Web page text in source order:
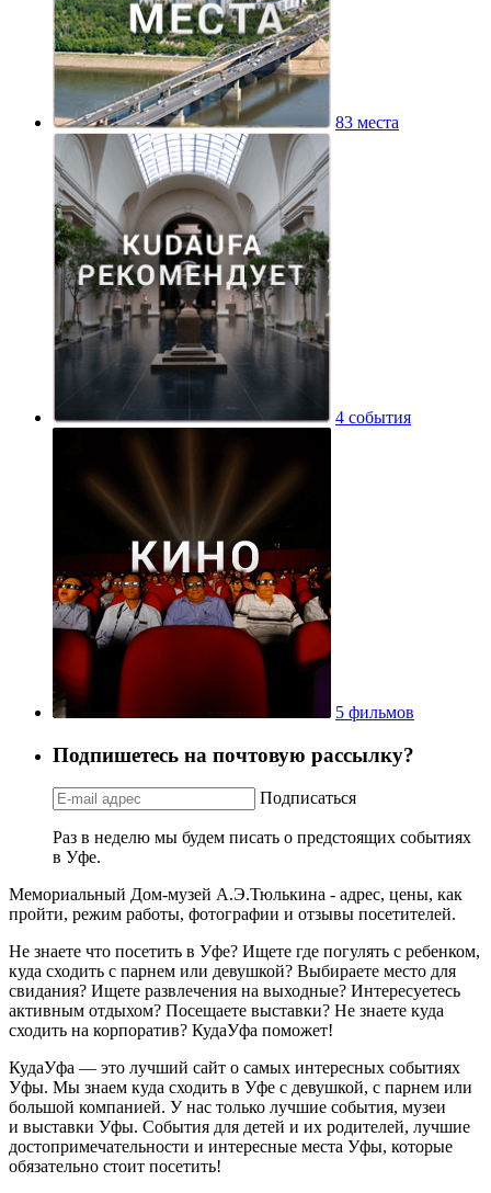
83 места
4 события
5 фильмов
Подпишетесь на почтовую рассылку?
Подписаться
Раз в неделю мы будем писать о предстоящих событиях
в Уфе.
Мемориальный Дом-музей А.Э.Тюлькина - адрес, цены, как
пройти, режим работы, фотографии и отзывы посетителей.
Не знаете что посетить в Уфе? Ищете где погулять с ребенком,
куда сходить с парнем или девушкой? Выбираете место для
свидания? Ищете развлечения на выходные? Интересуетесь
активным отдыхом? Посещаете выставки? Не знаете куда
сходить на корпоратив? КудаУфа поможет!
КудаУфа — это лучший сайт о самых интересных событиях
Уфы. Мы знаем куда сходить в Уфе с девушкой, с парнем или
большой компанией. У нас только лучшие события, музеи
и выставки Уфы. События для детей и их родителей, лучшие
достопримечательности и интересные места Уфы, которые
обязательно стоит посетить!